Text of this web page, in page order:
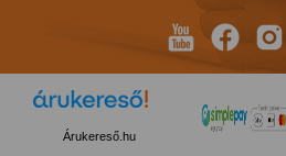
Árukereső.hu